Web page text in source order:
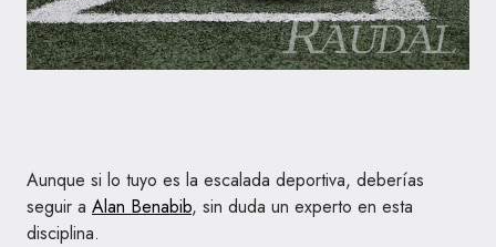
Aunque si lo tuyo es la escalada deportiva, deberías
seguir a Alan Benabib, sin duda un experto en esta
disciplina.